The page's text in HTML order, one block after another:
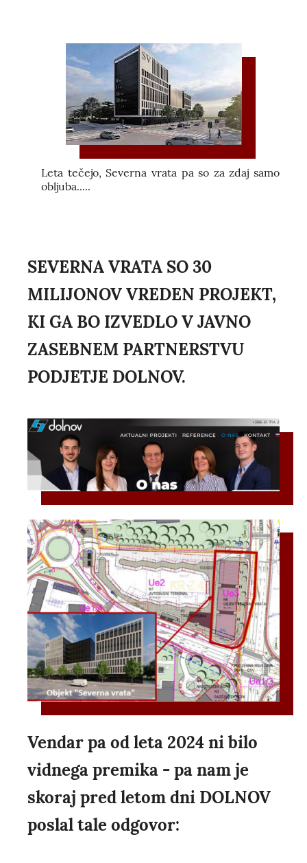
Leta tečejo, Severna vrata pa so za zdaj samo
obljuba.....
SEVERNA VRATA SO 30
MILIJONOV VREDEN PROJEKT,
KI GA BO IZVEDLO V JAVNO
ZASEBNEM PARTNERSTVU
PODJETJE DOLNOV.
Vendar pa od leta 2024 ni bilo
vidnega premika - pa nam je
skoraj pred letom dni DOLNOV
poslal tale odgovor: